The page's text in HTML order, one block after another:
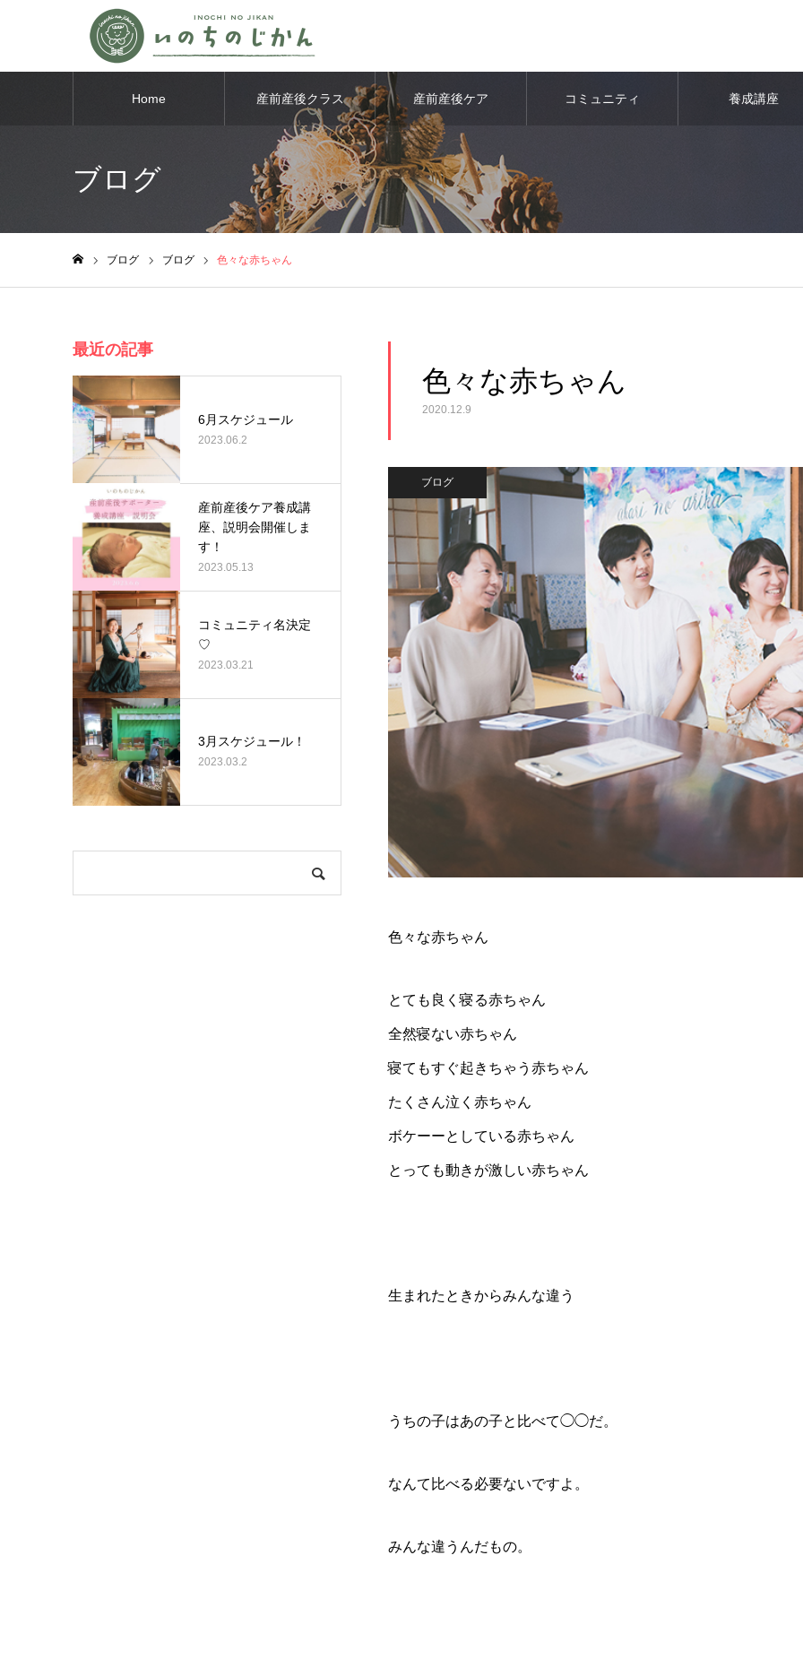
Home 産前産後クラス 産前産後ケア コミュニティ 養成講座
ブログ
ブログ ブログ 色々な赤ちゃん
色々な赤ちゃん
2020.12.9
ブログ
色々な赤ちゃん
とても良く寝る赤ちゃん
全然寝ない赤ちゃん
寝てもすぐ起きちゃう赤ちゃん
たくさん泣く赤ちゃん
ボケーーとしている赤ちゃん
とっても動きが激しい赤ちゃん
生まれたときからみんな違う
うちの子はあの子と比べて◯◯だ。
なんて比べる必要ないですよ。
みんな違うんだもの。
最近の記事
6月スケジュール
2023.06.2
産前産後ケア養成講
座、説明会開催しま
す！
2023.05.13
コミュニティ名決定
♡
2023.03.21
3月スケジュール！
2023.03.2